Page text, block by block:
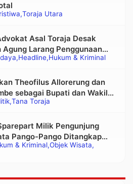
Toraja Utara
Headline Hukum & Kriminal
Asal Toraja Desak
Agung Larang Penggunaan
Eksekusi Rumah Adat
Tana Toraja
Theofilus Allorerung dan
sebagai Bupati dan Wakil
Toraja Terpilih
& Kriminal Objek Wisata
Milik Pengunjung
Pango-Pango Ditangkap